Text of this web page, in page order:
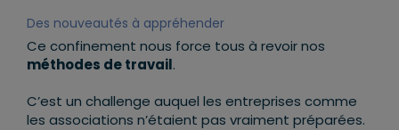
Des nouveautés à appréhender
Ce confinement nous force tous à revoir nos
méthodes de travail.
C’est un challenge auquel les entreprises comme
les associations n’étaient pas vraiment préparées.